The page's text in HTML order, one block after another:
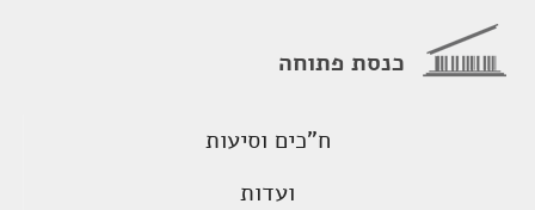
כנסת פתוחה
ח"כים וסיעות
ועדות